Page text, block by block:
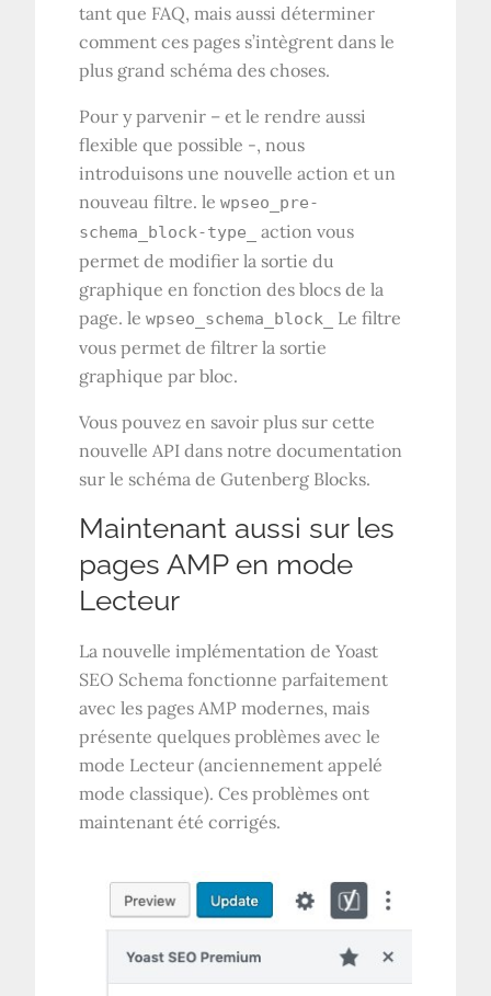
tant que FAQ, mais aussi déterminer
comment ces pages s’intègrent dans le
plus grand schéma des choses.
Pour y parvenir – et le rendre aussi
flexible que possible -, nous
introduisons une nouvelle action et un
nouveau filtre. lewpseo_pre-
schema_block-type_
action vous
permet de modifier la sortie du
graphique en fonction des blocs de la
page. lewpseo_schema_block_
Le filtre
vous permet de filtrer la sortie
graphique par bloc.
Vous pouvez en savoir plus sur cette
nouvelle API dans notre documentation
sur le schéma de Gutenberg Blocks.
Maintenant aussi sur les
pages AMP en mode
Lecteur
La nouvelle implémentation de Yoast
SEO Schema fonctionne parfaitement
avec les pages AMP modernes, mais
présente quelques problèmes avec le
mode Lecteur (anciennement appelé
mode classique). Ces problèmes ont
maintenant été corrigés.